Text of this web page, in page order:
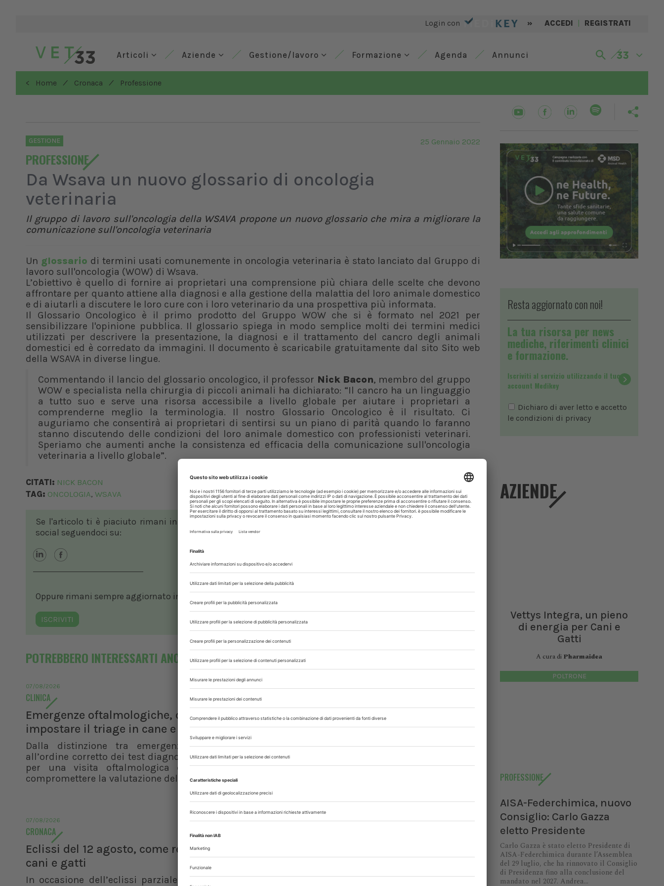
Login con » ACCEDI | REGISTRATI
Articoli Aziende Gestione/lavoro Formazione Agenda Annunci
< Home / Cronaca / Professione
GESTIONE
PROFESSIONE
25 Gennaio 2022
Da Wsava un nuovo glossario di oncologia
veterinaria
Il gruppo di lavoro sull'oncologia della WSAVA propone un nuovo glossario che mira a migliorare la
comunicazione sull'oncologia veterinaria
Un glossario di termini usati comunemente in oncologia veterinaria è stato lanciato dal Gruppo di
lavoro sull'oncologia (WOW) di Wsava.
L’obiettivo è quello di fornire ai proprietari una comprensione più chiara delle scelte che devono
affrontare per quanto attiene alla diagnosi e alla gestione della malattia del loro animale domestico
e di aiutarli a discutere le loro cure con i loro veterinario da una prospettiva più informata.
Il Glossario Oncologico è il primo prodotto del Gruppo WOW che si è formato nel 2021 per
sensibilizzare l'opinione pubblica. Il glossario spiega in modo semplice molti dei termini medici
utilizzati per descrivere la presentazione, la diagnosi e il trattamento del cancro degli animali
domestici ed è corredato da immagini. Il documento è scaricabile gratuitamente dal sito Sito web
della WSAVA in diverse lingue.
Commentando il lancio del glossario oncologico, il professor Nick Bacon, membro del gruppo
WOW e specialista nella chirurgia di piccoli animali ha dichiarato: “Il cancro ha un linguaggio
a tutto suo e serve una risorsa accessibile a livello globale per aiutare i proprietari a
comprenderne meglio la terminologia. Il nostro Glossario Oncologico è il risultato. Ci
auguriamo che consentirà ai proprietari di sentirsi su un piano di parità quando lo faranno
stanno discutendo delle condizioni del loro animale domestico con professionisti veterinari.
Speriamo che aumenti anche la consistenza ed efficacia della comunicazione sull'oncologia
veterinaria a livello globale”.
CITATI: NICK BACON
TAG: ONCOLOGIA, WSAVA
Se l'articolo ti è piaciuto rimani in contatto con noi sui nostri canali
social seguendoci su:
Oppure rimani sempre aggiornato in ambito veterinario, iscrivendoti alla nostra newsletter!
ISCRIVITI
POTREBBERO INTERESSARTI ANCHE
07/08/2026
CLINICA
Emergenze oftalmologiche, come
impostare il triage in cane e gatto
Dalla distinzione tra emergenza e urgenza
all’ordine corretto dei test diagnostici, i principi
per una visita oftalmologica efficace senza
compromettere la valutazione del paziente
DAL SETTORE
AISA-Federchimica, nuovo Consiglio:
Carlo Gazza eletto Presidente
Carlo Gazza è stato eletto Presidente di AISA-
Federchimica durante l’Assemblea del 29 luglio,
che ha rinnovato il Consiglio di Presidenza fino
A cura di
07/08/2026
CRONACA
Eclissi del 12 agosto, come reagiscono
cani e gatti
In occasione dell’eclissi parziale di sole del 12
07/08/2026
La fluoxetina, SSRI impiegato in veterinaria per il
Resta aggiornato con noi!
La tua risorsa per news
mediche, riferimenti clinici
e formazione.
Iscriviti al servizio utilizzando il tuo
account Medikey
Dichiaro di aver letto e accetto
le condizioni di privacy
AZIENDE
Vettys Integra, un pieno
di energia per Cani e
Gatti
A cura di Pharmaidea
POLTRONE
PROFESSIONE
AISA-Federchimica, nuovo
Consiglio: Carlo Gazza
eletto Presidente
Carlo Gazza è stato eletto Presidente di
AISA-Federchimica durante l’Assemblea
del 29 luglio, che ha rinnovato il Consiglio
di Presidenza fino alla conclusione del
mandato nel 2027. Andrea...